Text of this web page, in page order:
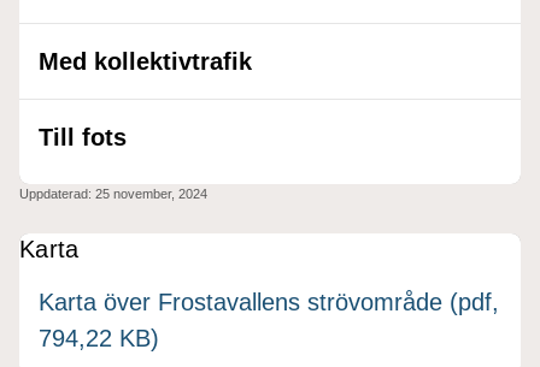
Med kollektivtrafik
Till fots
Uppdaterad: 25 november, 2024
Karta
Karta över Frostavallens strövområde (pdf,
794,22 KB)